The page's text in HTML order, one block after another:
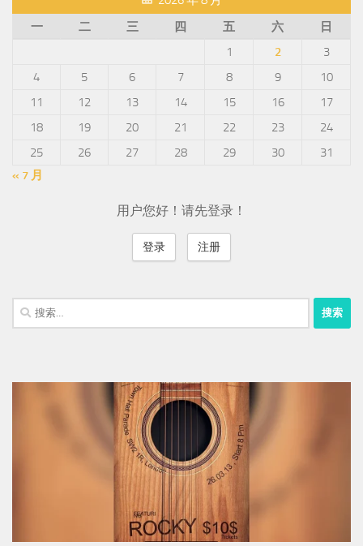
一
二 三 四 五 六
日
1
2
3
4
5 6 7 8 9
10
11
12 13 14 15 16
17
18
19 20 21 22 23
24
25
26 27 28 29 30
31
« 7 月
用户您好！请先登录！
登录 注册
搜
索：